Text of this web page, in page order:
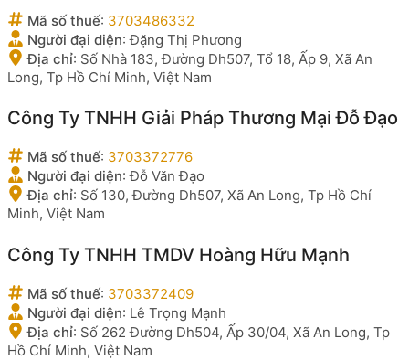
Mã số thuế: 3703486332
Người đại diện:Đặng Thị Phương
Địa chỉ: Số Nhà 183, Đường Dh507, Tổ 18, Ấp 9, Xã An
Long, Tp Hồ Chí Minh, Việt Nam
Công Ty TNHH Giải Pháp Thương Mại Đỗ Đạo
Mã số thuế: 3703372776
Người đại diện:Đỗ Văn Đạo
Địa chỉ: Số 130, Đường Dh507, Xã An Long, Tp Hồ Chí
Minh, Việt Nam
Công Ty TNHH TMDV Hoàng Hữu Mạnh
Mã số thuế: 3703372409
Người đại diện: Lê Trọng Mạnh
Địa chỉ: Số 262 Đường Dh504, Ấp 30/04, Xã An Long, Tp
Hồ Chí Minh, Việt Nam